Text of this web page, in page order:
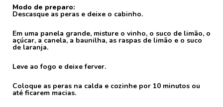
Modo de preparo:
Descasque as peras e deixe o cabinho.
Em uma panela grande, misture o vinho, o suco de limão, o
açúcar, a canela, a baunilha, as raspas de limão e o suco
de laranja.
Leve ao fogo e deixe ferver.
Coloque as peras na calda e cozinhe por 10 minutos ou
até ficarem macias.